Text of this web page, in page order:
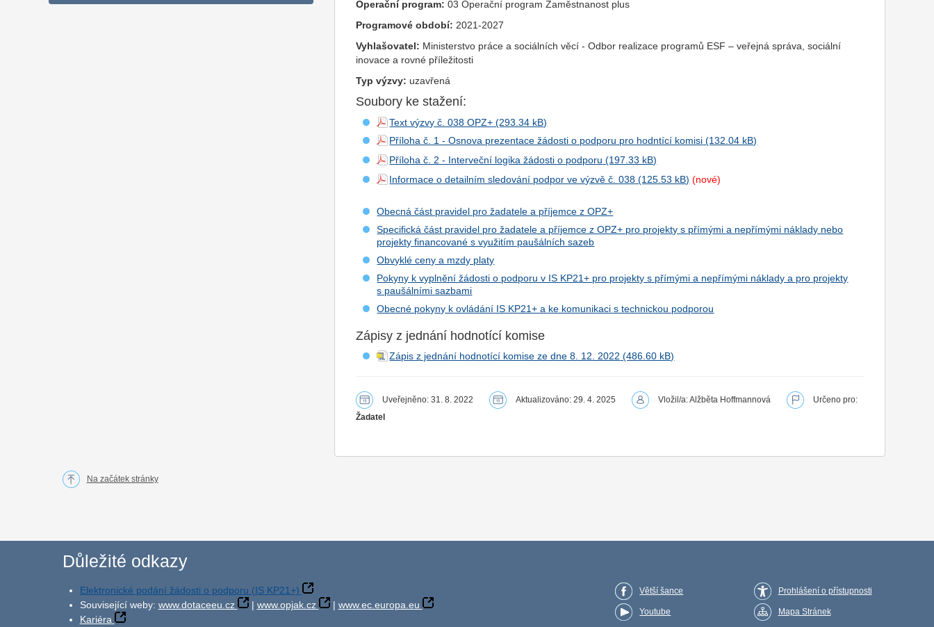
Operační program: 03 Operační program Zaměstnanost plus
Programové období: 2021-2027
Vyhlašovatel: Ministerstvo práce a sociálních věcí - Odbor realizace programů ESF – veřejná správa, sociální
inovace a rovné příležitosti
Typ výzvy: uzavřená
Soubory ke stažení:
Text výzvy č. 038 OPZ+
Příloha č. 1 - Osnova prezentace žádosti o podporu pro hodntící komisi
Příloha č. 2 - Interveční logika žádosti o podporu
Informace o detailním sledování podpor ve výzvě č. 038
(nové)
Obecná část pravidel pro žadatele a příjemce z OPZ+
Specifická část pravidel pro žadatele a příjemce z OPZ+ pro projekty s přímými a nepřímými náklady nebo
projekty financované s využitím paušálních sazeb
Obvyklé ceny a mzdy platy
Pokyny k vyplnění žádosti o podporu v IS KP21+ pro projekty s přímými a nepřímými náklady a pro projekty
s paušálními sazbami
Obecné pokyny k ovládání IS KP21+ a ke komunikaci s technickou podporou
Zápisy z jednání hodnotící komise
Zápis z jednání hodnotící komise ze dne 8. 12. 2022
Uveřejněno: 31. 8. 2022 Aktualizováno: 29. 4. 2025 Vložil/a: Alžběta Hoffmannová
Určeno pro:
Žadatel
Na začátek stránky
Důležité odkazy
Elektronické podání žádosti o podporu (IS KP21+)
Související weby: www.dotaceeu.cz | www.opjak.cz | www.ec.europa.eu
Kariéra
Větší šance
Youtube
Prohlášení o přístupnosti
Mapa Stránek